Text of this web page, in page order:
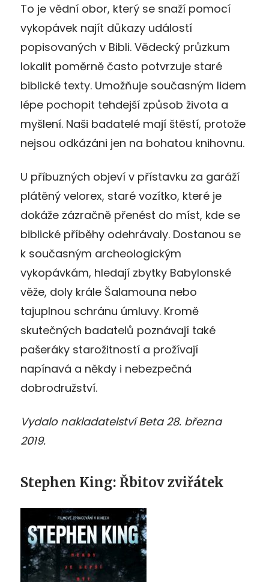
To je vědní obor, který se snaží pomocí
vykopávek najít důkazy událostí
popisovaných v Bibli. Vědecký průzkum
lokalit poměrně často potvrzuje staré
biblické texty. Umožňuje současným lidem
lépe pochopit tehdejší způsob života a
myšlení. Naši badatelé mají štěstí, protože
nejsou odkázáni jen na bohatou knihovnu.
U příbuzných objeví v přístavku za garáží
plátěný velorex, staré vozítko, které je
dokáže zázračně přenést do míst, kde se
biblické příběhy odehrávaly. Dostanou se
k současným archeologickým
vykopávkám, hledají zbytky Babylonské
věže, doly krále Šalamouna nebo
tajuplnou schránu úmluvy. Kromě
skutečných badatelů poznávají také
pašeráky starožitností a prožívají
napínavá a někdy i nebezpečná
dobrodružství.
Vydalo nakladatelství Beta 28. března
2019.
Stephen King: Řbitov zviřátek